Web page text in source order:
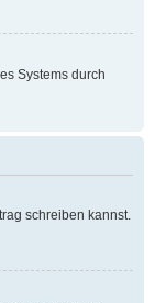
Systems durch
schreiben kannst.